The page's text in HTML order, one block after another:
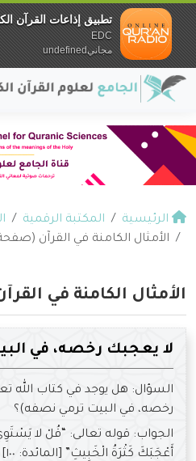
الرئيسية المكتبة الرقمية
الأمثال الكامنة في القرآن (صفحة
الأمثال الكامنة في
لا يعجبك رخصه، في
السؤال: هل يوجد في كتاب الله
رخصه، في البيت ترمي نصفه)؟
الجواب: قوله تعالى: “قُلْ لا
أَعْجَبَكَ كَثْرَةُ الْخَبِيثِ” [المائدة: ١٠٠]
تطبيق إذاعات القرآن
EDC
مجانيundefined